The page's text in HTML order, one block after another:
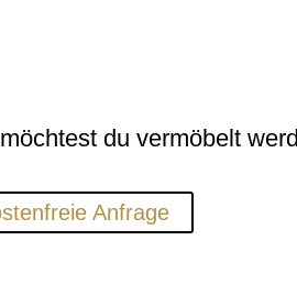
du vermöbelt
Anfrage